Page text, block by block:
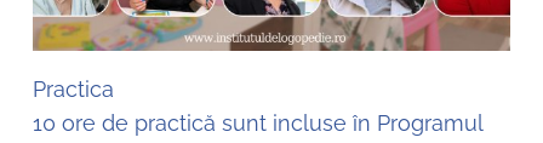
Practica
10 ore de practică sunt incluse în Programul